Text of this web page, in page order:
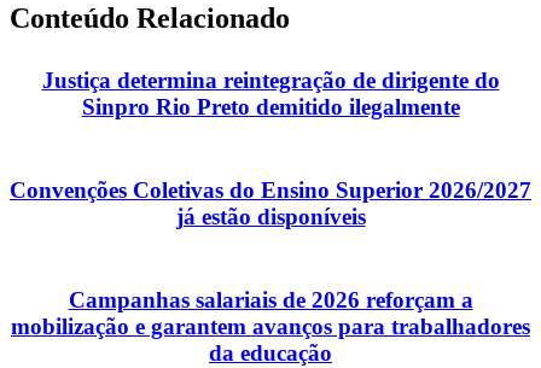
Conteúdo Relacionado
Justiça determina reintegração de dirigente do
Sinpro Rio Preto demitido ilegalmente
Convenções Coletivas do Ensino Superior 2026/2027
já estão disponíveis
Campanhas salariais de 2026 reforçam a
mobilização e garantem avanços para trabalhadores
da educação